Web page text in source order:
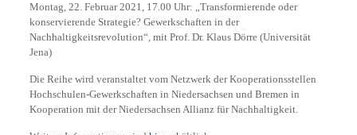
Montag, 22. Februar 2021, 17.00 Uhr: „Transformierende oder
konservierende Strategie? Gewerkschaften in der
Nachhaltigkeitsrevolution“, mit Prof. Dr. Klaus Dörre (Universität
Jena)
Die Reihe wird veranstaltet vom Netzwerk der Kooperationsstellen
Hochschulen-Gewerkschaften in Niedersachsen und Bremen in
Kooperation mit der Niedersachsen Allianz für Nachhaltigkeit.